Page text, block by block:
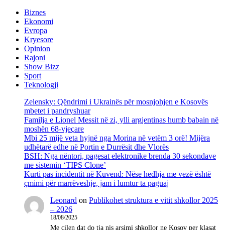
Biznes
Ekonomi
Evropa
Kryesore
Opinion
Rajoni
Show Bizz
Sport
Teknologji
Zelensky: Qëndrimi i Ukrainës për mosnjohjen e Kosovës
mbetet i pandryshuar
Familja e Lionel Messit në zi, ylli argjentinas humb babain në
moshën 68-vjeçare
Mbi 25 mijë veta hyjnë nga Morina në vetëm 3 orë! Mijëra
udhëtarë edhe në Portin e Durrësit dhe Vlorës
BSH: Nga nëntori, pagesat elektronike brenda 30 sekondave
me sistemin ‘TIPS Clone’
Kurti pas incidentit në Kuvend: Nëse hedhja me vezë është
çmimi për marrëveshje, jam i lumtur ta paguaj
Leonard on Publikohet struktura e vitit shkollor 2025
– 2026
18/08/2025
Me cilen dat do tja nis arsimi shkollor ne Kosov per klasat